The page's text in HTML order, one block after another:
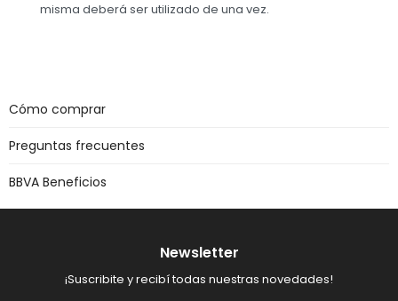
misma deberá ser utilizado de una vez.
Cómo comprar
Preguntas frecuentes
BBVA Beneficios
Newsletter
¡Suscribite y recibí todas nuestras novedades!